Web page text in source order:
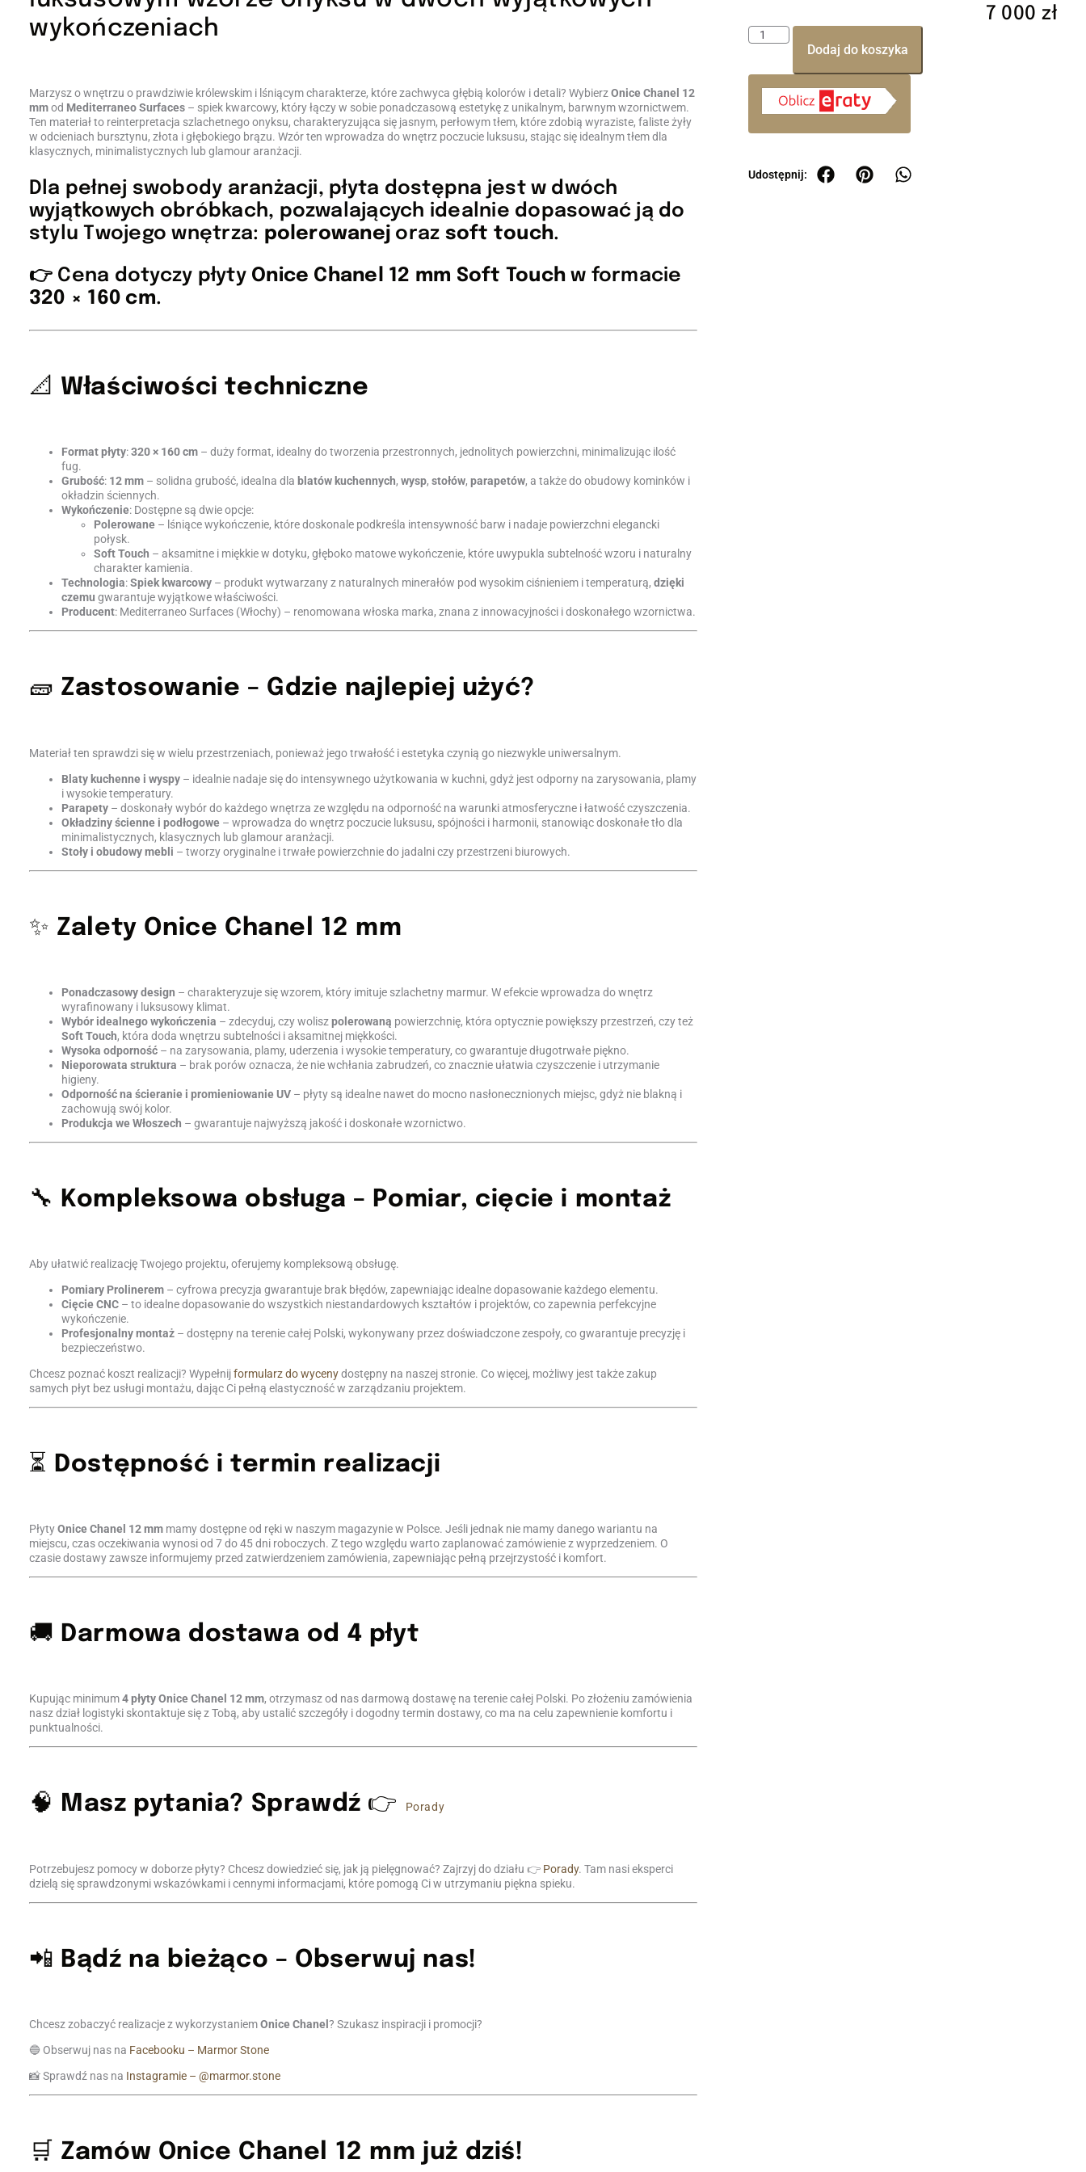
wykończeniach
Marzysz o wnętrzu o prawdziwie królewskim i lśniącym charakterze, które zachwyca głębią kolorów i detali? WybierzOnice Chanel 12
mmod Mediterraneo Surfaces – spiek kwarcowy, który łączy w sobie ponadczasową estetykę z unikalnym, barwnym wzornictwem.
Ten materiał to reinterpretacja szlachetnego onyksu, charakteryzująca się jasnym, perłowym tłem, które zdobią wyraziste, faliste żyły
w odcieniach bursztynu, złota i głębokiego brązu. Wzór ten wprowadza do wnętrz poczucie luksusu, stając się idealnym tłem dla
klasycznych, minimalistycznych lub glamour aranżacji.
Dla pełnej swobody aranżacji, płyta dostępna jest w dwóch
wyjątkowych obróbkach, pozwalających idealnie dopasować ją do
stylu Twojego wnętrza: polerowanej oraz soft touch.
👉 Cena dotyczy płyty Onice Chanel 12 mm Soft Touch w formacie
320 × 160 cm.
📐 Właściwości techniczne
Format płyty:320 × 160 cm – duży format, idealny do tworzenia przestronnych, jednolitych powierzchni, minimalizując ilość
fug.
Grubość: 12 mm – solidna grubość, idealna dla blatów kuchennych, wysp, stołów, parapetów, a także do obudowy kominków i
okładzin ściennych.
Wykończenie: Dostępne są dwie opcje:
Polerowane – lśniące wykończenie, które doskonale podkreśla intensywność barw i nadaje powierzchni elegancki
połysk.
Soft Touch – aksamitne i miękkie w dotyku, głęboko matowe wykończenie, które uwypukla subtelność wzoru i naturalny
charakter kamienia.
Technologia:Spiek kwarcowy – produkt wytwarzany z naturalnych minerałów pod wysokim ciśnieniem i temperaturą, dzięki
czemu gwarantuje wyjątkowe właściwości.
Producent: Mediterraneo Surfaces (Włochy) – renomowana włoska marka, znana z innowacyjności i doskonałego wzornictwa.
🧱 Zastosowanie – Gdzie najlepiej użyć?
Materiał ten sprawdzi się w wielu przestrzeniach, ponieważ jego trwałość i estetyka czynią go niezwykle uniwersalnym.
Blaty kuchenne i wyspy – idealnie nadaje się do intensywnego użytkowania w kuchni, gdyż jest odporny na zarysowania, plamy
i wysokie temperatury.
Parapety – doskonały wybór do każdego wnętrza ze względu na odporność na warunki atmosferyczne i łatwość czyszczenia.
Okładziny ścienne i podłogowe – wprowadza do wnętrz poczucie luksusu, spójności i harmonii, stanowiąc doskonałe tło dla
minimalistycznych, klasycznych lub glamour aranżacji.
Stoły i obudowy mebli – tworzy oryginalne i trwałe powierzchnie do jadalni czy przestrzeni biurowych.
✨ Zalety Onice Chanel 12 mm
Ponadczasowy design – charakteryzuje się wzorem, który imituje szlachetny marmur. W efekcie wprowadza do wnętrz
wyrafinowany i luksusowy klimat.
Wybór idealnego wykończenia – zdecyduj, czy woliszpolerowaną powierzchnię, która optycznie powiększy przestrzeń, czy też
Soft Touch, która doda wnętrzu subtelności i aksamitnej miękkości.
Wysoka odporność – na zarysowania, plamy, uderzenia i wysokie temperatury, co gwarantuje długotrwałe piękno.
Nieporowata struktura – brak porów oznacza, że nie wchłania zabrudzeń, co znacznie ułatwia czyszczenie i utrzymanie
higieny.
Odporność na ścieranie i promieniowanie UV – płyty są idealne nawet do mocno nasłonecznionych miejsc, gdyż nie blakną i
zachowują swój kolor.
Produkcja we Włoszech – gwarantuje najwyższą jakość i doskonałe wzornictwo.
🔧 Kompleksowa obsługa – Pomiar, cięcie i montaż
Aby ułatwić realizację Twojego projektu, oferujemy kompleksową obsługę.
Pomiary Prolinerem – cyfrowa precyzja gwarantuje brak błędów, zapewniając idealne dopasowanie każdego elementu.
Cięcie CNC – to idealne dopasowanie do wszystkich niestandardowych kształtów i projektów, co zapewnia perfekcyjne
wykończenie.
Profesjonalny montaż – dostępny na terenie całej Polski, wykonywany przez doświadczone zespoły, co gwarantuje precyzję i
bezpieczeństwo.
Chcesz poznać koszt realizacji? Wypełnijformularz do wycenydostępny na naszej stronie. Co więcej, możliwy jest także zakup
samych płyt bez usługi montażu, dając Ci pełną elastyczność w zarządzaniu projektem.
⏳ Dostępność i termin realizacji
PłytyOnice Chanel 12 mm mamy dostępne od ręki w naszym magazynie w Polsce. Jeśli jednak nie mamy danego wariantu na
miejscu, czas oczekiwania wynosi od 7 do 45 dni roboczych. Z tego względu warto zaplanować zamówienie z wyprzedzeniem. O
czasie dostawy zawsze informujemy przed zatwierdzeniem zamówienia, zapewniając pełną przejrzystość i komfort.
🚚 Darmowa dostawa od 4 płyt
Kupując minimum4 płytyOnice Chanel 12 mm, otrzymasz od nas darmową dostawę na terenie całej Polski. Po złożeniu zamówienia
nasz dział logistyki skontaktuje się z Tobą, aby ustalić szczegóły i dogodny termin dostawy, co ma na celu zapewnienie komfortu i
punktualności.
🧠 Masz pytania? Sprawdź 👉 Porady
Potrzebujesz pomocy w doborze płyty? Chcesz dowiedzieć się, jak ją pielęgnować? Zajrzyj do działu 👉 Porady. Tam nasi eksperci
dzielą się sprawdzonymi wskazówkami i cennymi informacjami, które pomogą Ci w utrzymaniu piękna spieku.
📲 Bądź na bieżąco – Obserwuj nas!
Chcesz zobaczyć realizacje z wykorzystaniemOnice Chanel ? Szukasz inspiracji i promocji?
🔵 Obserwuj nas na Facebooku – Marmor Stone
📸 Sprawdź nas na Instagramie – @marmor.stone
🛒 Zamów Onice Chanel 12 mm już dziś!
7 000zł
Dodaj do koszyka